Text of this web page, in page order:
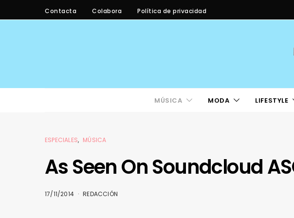
Contacta Colabora Política de privacidad
MÚSICA MODA LIFESTYLE
ESPECIALES MÚSICA
As Seen On Soundcloud
17/11/2014 REDACCIÓN